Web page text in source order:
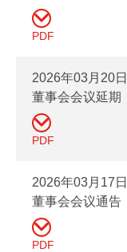
PDF
2026年03月20日
董事会会议延期
PDF
2026年03月17日
董事会会议通告
PDF